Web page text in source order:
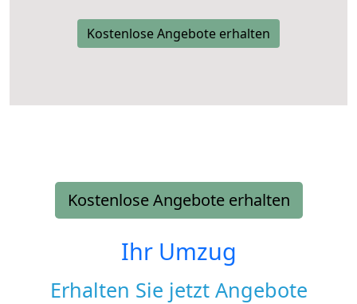
Kostenlose Angebote erhalten
Kostenlose Angebote erhalten
Ihr Umzug
Erhalten Sie jetzt Angebote